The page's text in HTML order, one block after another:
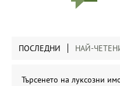
ПОСЛЕДНИ НАЙ-
Търсенето на луксозни